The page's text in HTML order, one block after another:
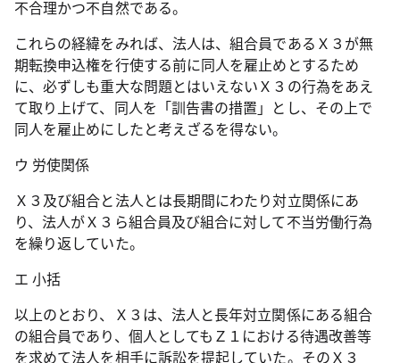
不合理かつ不自然である。
これらの経緯をみれば、法人は、組合員であるＸ３が無
期転換申込権を行使する前に同人を雇止めとするため
に、必ずしも重大な問題とはいえないＸ３の行為をあえ
て取り上げて、同人を「訓告書の措置」とし、その上で
同人を雇止めにしたと考えざるを得ない。
ウ 労使関係
Ｘ３及び組合と法人とは長期間にわたり対立関係にあ
り、法人がＸ３ら組合員及び組合に対して不当労働行為
を繰り返していた。
エ 小括
以上のとおり、Ｘ３は、法人と長年対立関係にある組合
の組合員であり、個人としてもＺ１における待遇改善等
を求めて法人を相手に訴訟を提起していた。そのＸ３